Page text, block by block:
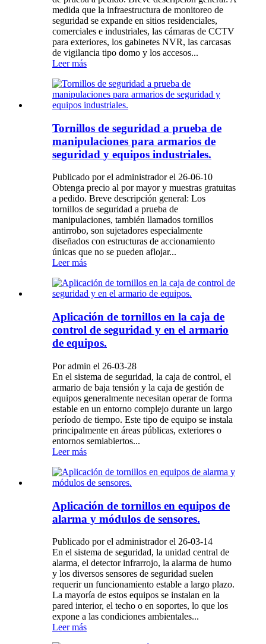
medida que la infraestructura de monitoreo de
seguridad se expande en sitios residenciales,
comerciales e industriales, las cámaras de CCTV
para exteriores, los gabinetes NVR, las carcasas
de vigilancia tipo domo y los accesos...
Leer más
Tornillos de seguridad a prueba de
manipulaciones para armarios de
seguridad y equipos industriales.
Publicado por el administrador el 26-06-10
Obtenga precio al por mayor y muestras gratuitas
a pedido. Breve descripción general: Los
tornillos de seguridad a prueba de
manipulaciones, también llamados tornillos
antirrobo, son sujetadores especialmente
diseñados con estructuras de accionamiento
únicas que no se pueden aflojar...
Leer más
Aplicación de tornillos en la caja de
control de seguridad y en el armario
de equipos.
Por admin el 26-03-28
En el sistema de seguridad, la caja de control, el
armario de baja tensión y la caja de gestión de
equipos generalmente necesitan operar de forma
estable en un entorno complejo durante un largo
período de tiempo. Este tipo de equipo se instala
principalmente en áreas públicas, exteriores o
entornos semiabiertos...
Leer más
Aplicación de tornillos en equipos de
alarma y módulos de sensores.
Publicado por el administrador el 26-03-14
En el sistema de seguridad, la unidad central de
alarma, el detector infrarrojo, la alarma de humo
y los diversos sensores de seguridad suelen
requerir un funcionamiento estable a largo plazo.
La mayoría de estos equipos se instalan en la
pared interior, el techo o en soportes, lo que los
expone a las condiciones ambientales...
Leer más